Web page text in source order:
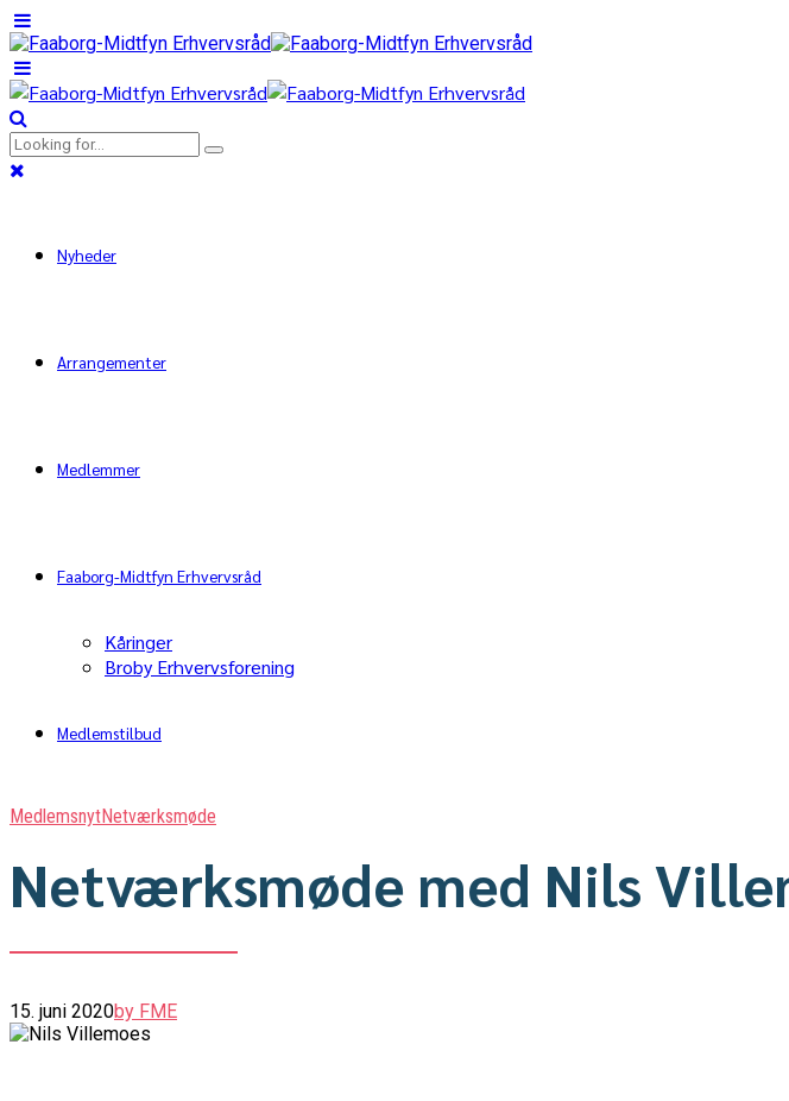
Nyheder
Arrangementer
Medlemmer
Faaborg-Midtfyn Erhvervsråd
Kåringer
Broby Erhvervsforening
Medlemstilbud
MedlemsnytNetværksmøde
Netværksmøde med Nils
15. juni 2020by FME